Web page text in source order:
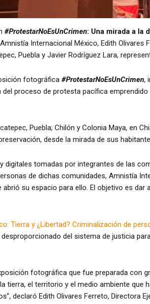
#ProtestarNoEsUnCrimen: Una mirada a la
Internacional México, Edith
Puebla y Javier Rodríguez Lara,
fotográfica #ProtestarNoEsUnCrimen,
proceso de protesta pacífica
Puebla; Chilón y Colonia Maya, en
desde la mirada de sus
digitales tomadas por integrantes de las
de dichas comunidades, Amnistía
abrió su espacio para ello. El objetivo es
Tierra y ¿Libertad? Criminalización de
del sistema de justicia
fotográfica que fue preparada con
tierra, el territorio y el medio ambiente
declaró Edith Olivares Ferreto, Directora